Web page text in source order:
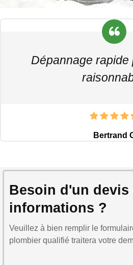
Dépannage rapide
Bertrand
Besoin d'un devis
informations ?
Veuillez à bien remplir le
plombier qualifié traitera votre